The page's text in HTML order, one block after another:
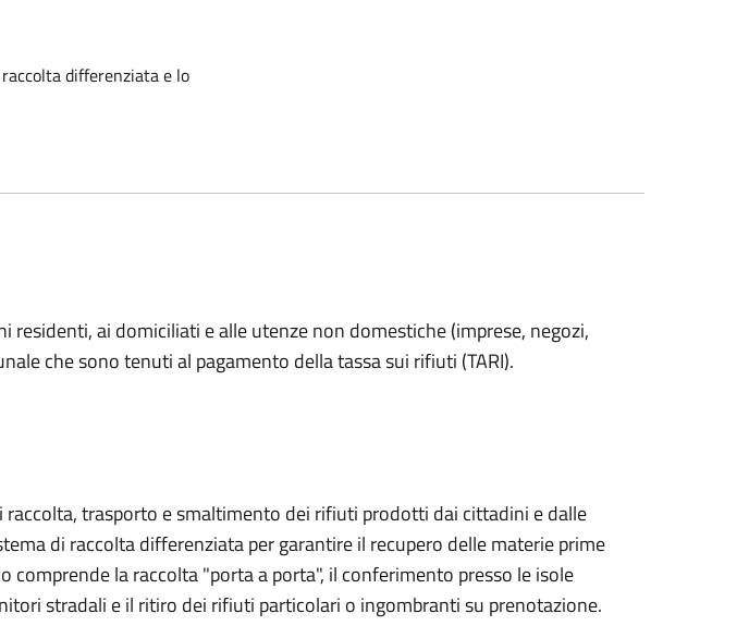
differenziata e lo
residenti, ai domiciliati e alle utenze non domestiche (imprese, negozi,
che sono tenuti al pagamento della tassa sui rifiuti (TARI).
raccolta, trasporto e smaltimento dei rifiuti prodotti dai cittadini e dalle
di raccolta differenziata per garantire il recupero delle materie prime
comprende la raccolta "porta a porta", il conferimento presso le isole
stradali e il ritiro dei rifiuti particolari o ingombranti su prenotazione.